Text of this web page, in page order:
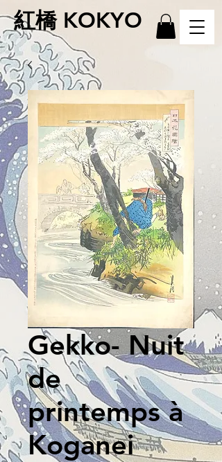
紅橋 KOKYO
Gekko- Nuit
de
printemps à
Koganei